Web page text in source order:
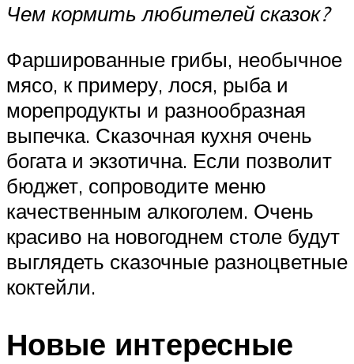
Чем кормить любителей сказок?
Фаршированные грибы, необычное
мясо, к примеру, лося, рыба и
морепродукты и разнообразная
выпечка. Сказочная кухня очень
богата и экзотична. Если позволит
бюджет, сопроводите меню
качественным алкоголем. Очень
красиво на новогоднем столе будут
выглядеть сказочные разноцветные
коктейли.
Новые интересные